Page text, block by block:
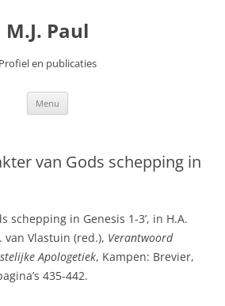
M.J. Paul
Profiel en publicaties
Menu
van Gods schepping in
schepping in Genesis 1-3’, in H.A.
van Vlastuin (red.), Verantwoord
Apologetiek, Kampen: Brevier,
435-442.